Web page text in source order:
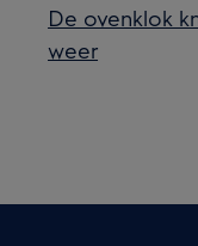
De ovenklok
weer